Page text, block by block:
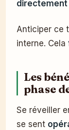
directement
Anticiper ce
interne. Cela
Les
phase
Se réveiller
se sent